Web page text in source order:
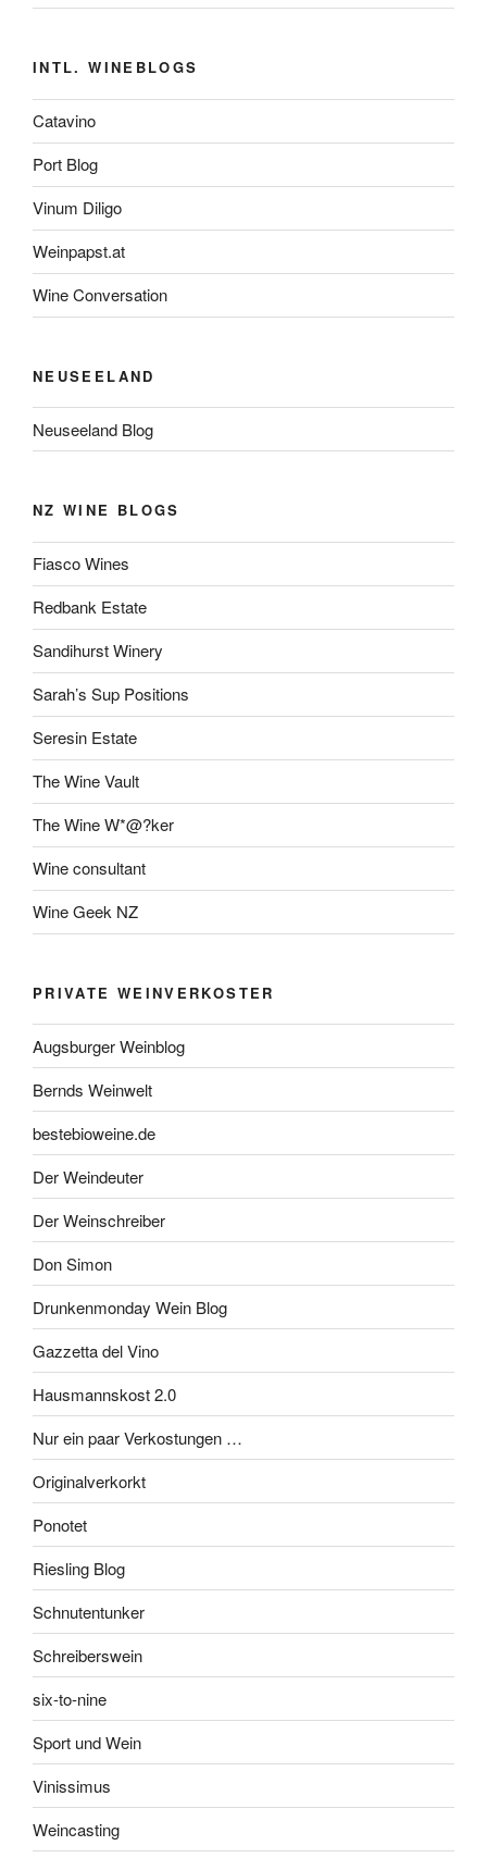
INTL. WINEBLOGS
Catavino
Port Blog
Vinum Diligo
Weinpapst.at
Wine Conversation
NEUSEELAND
Neuseeland Blog
NZ WINE BLOGS
Fiasco Wines
Redbank Estate
Sandihurst Winery
Sarah’s Sup Positions
Seresin Estate
The Wine Vault
The Wine W*@?ker
Wine consultant
Wine Geek NZ
PRIVATE WEINVERKOSTER
Augsburger Weinblog
Bernds Weinwelt
bestebioweine.de
Der Weindeuter
Der Weinschreiber
Don Simon
Drunkenmonday Wein Blog
Gazzetta del Vino
Hausmannskost 2.0
Nur ein paar Verkostungen …
Originalverkorkt
Ponotet
Riesling Blog
Schnutentunker
Schreiberswein
six-to-nine
Sport und Wein
Vinissimus
Weincasting